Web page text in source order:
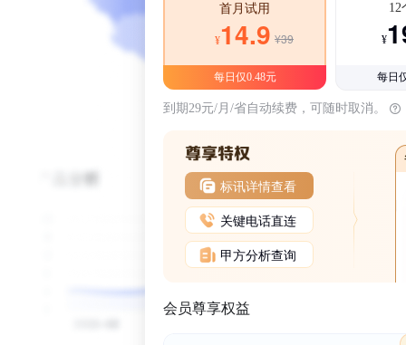
首月试用
¥14.9 ¥39
每日仅0.48元
12
¥
每日
到期29元/月/省自动续费，可随时取消。
标讯详情查看
关键电话直连
甲方分析查询
会员尊享权益